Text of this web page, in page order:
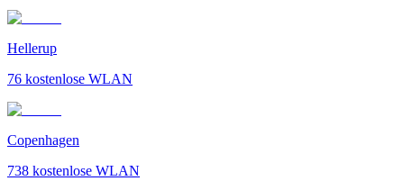
Hellerup
76 kostenlose WLAN
Copenhagen
738 kostenlose WLAN